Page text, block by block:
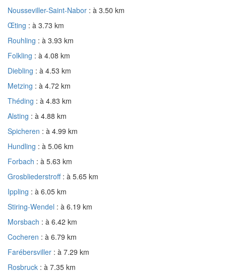
Nousseviller-Saint-Nabor : à 3.50 km
Œting : à 3.73 km
Rouhling : à 3.93 km
Folkling : à 4.08 km
Diebling : à 4.53 km
Metzing : à 4.72 km
Théding : à 4.83 km
Alsting : à 4.88 km
Spicheren : à 4.99 km
Hundling : à 5.06 km
Forbach : à 5.63 km
Grosbliederstroff : à 5.65 km
Ippling : à 6.05 km
Stiring-Wendel : à 6.19 km
Morsbach : à 6.42 km
Cocheren : à 6.79 km
Farébersviller : à 7.29 km
Rosbruck : à 7.35 km